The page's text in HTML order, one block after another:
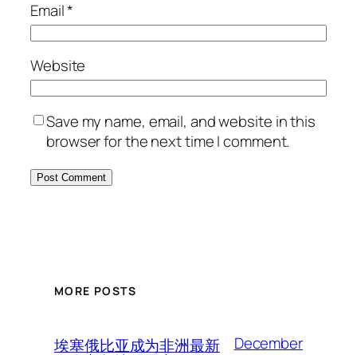
Email*
Website
Save my name, email, and website in this
browser for the next time I comment.
MORE POSTS
埃塞俄比亚成为非洲最新
December